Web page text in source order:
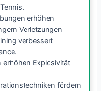
erhöhen
Verletzungen.
verbessert
erhöhen Explosivität
fördern